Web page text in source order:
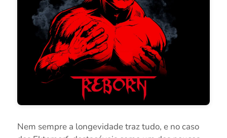
Nem sempre a longevidade traz tudo, e no caso